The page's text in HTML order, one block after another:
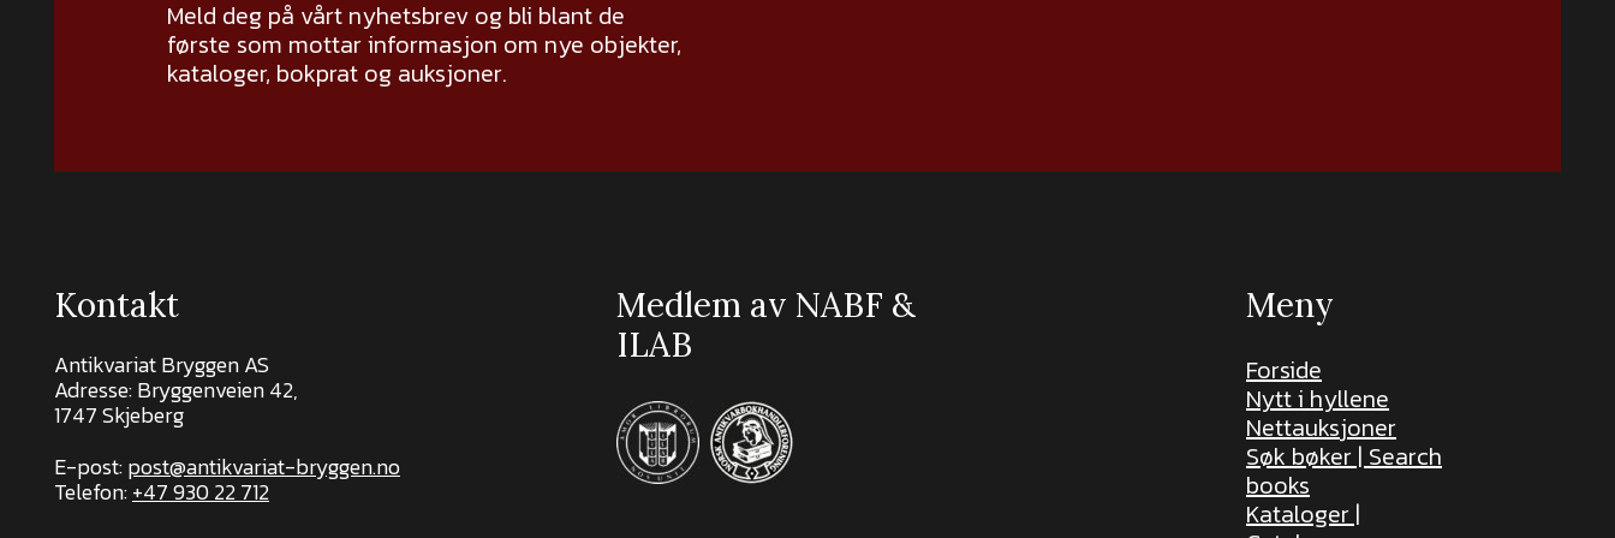
Meld deg på vårt nyhetsbrev og bli blant de
første som mottar informasjon om nye objekter,
kataloger, bokprat og auksjoner.
Kontakt
Antikvariat Bryggen AS
Adresse: Bryggenveien 42,
1747 Skjeberg
E-post:post@antikvariat-bryggen.no
Telefon:+47 930 22 712
Medlem av NABF &
ILAB
Meny
Forside
Nytt i hyllene
Nettauksjoner
Søk bøker | Search
books
Kataloger |